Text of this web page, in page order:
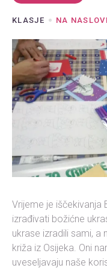
KLASJE NA
Vrijeme je iščekivanja
izrađivati božićne
ukrase izradili sami, a
križa iz Osijeka. Oni
uveseljavaju naše